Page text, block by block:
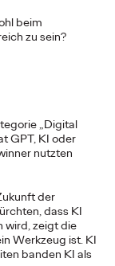
beim
zu sein?
„Digital
GPT, KI oder
nutzten
der
dass KI
wird, zeigt die
Werkzeug ist. KI
banden KI als
19/01/2024